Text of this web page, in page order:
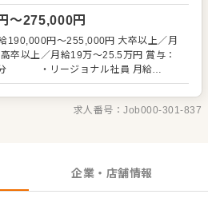
る工程はなし） ・陳列と売り場管理：
つための補充 ・発注と管理：チラシ
めの発注調整 ・メンバー教育：仕事に
刺身のパック詰め
せるなどの簡単な軽作業からお任せす
働いているうちに魚をさばく技術が身
商品を取り揃えた状態を保てるように
〜275,000円
190,000円〜255,000円 大卒以上／月
卒以上／月給19万～25.5万円 賞与：
員 月給
円 大卒以上／月給22.5万～26.5万円
万～26.5万円 賞与：年間1.6カ月～3カ
求人番号：Job000-301-837
企業・店舗情報